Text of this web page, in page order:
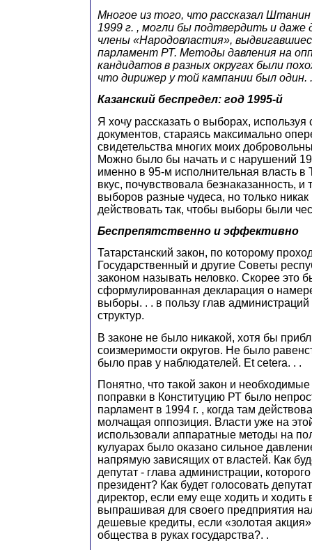
Многое из того, что рассказал Штанин
1999 г. , могли бы подтвердить и даже
члены «Народовластия»,
парламент РТ. Методы давления на
кандидатов в разных округах были
что дирижер у той кампании был один.
Казанский беспредел: год 1995-й
Я хочу рассказать о выборах, используя
документов, стараясь максимально
свидетельства многих моих
Можно было бы начать и с нарушений
именно в 95-м исполнительная власть в
вкус, почувствовала безнаказанность,
выборов разные чудеса, но только никак
действовать так, чтобы выборы были
Беспрепятственно и эффективно
Татарстанский закон, по которому
Государственный и другие Советы
законом называть неловко. Скорее это
сформулированная декларация о
выборы. . . в пользу глав
структур.
В законе не было никакой, хотя бы
соизмеримости округов. Не было
было прав у наблюдателей. Et cetera. . .
Понятно, что такой закон и
поправки в Конституцию РТ было
парламент в 1994 г. , когда там
молчащая оппозиция. Власти уже на
использовали аппаратные методы на
кулуарах было оказано сильное
напрямую зависящих от властей. Как
депутат - глава администрации,
президент? Как будет голосовать
директор, если ему еще ходить и ходить
выпрашивая для своего предприятия
дешевые кредиты, если «золотая
общества в руках государства?. .